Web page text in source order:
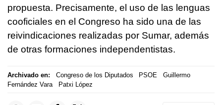
propuesta. Precisamente, el uso de las lenguas
cooficiales en el Congreso ha sido una de las
reivindicaciones realizadas por Sumar, además
de otras formaciones independentistas.
Archivado en: Congreso de los Diputados PSOE
Guillermo
Fernández Vara
Patxi López